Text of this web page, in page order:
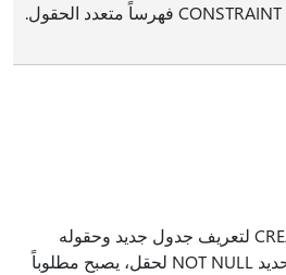
استخدم العبارة CREATE TABLE لتعريف جدول جديد وحقوله
والقيود على الحقل. إذا تم تحديد NOT NULL لحقل، يصبح مطلوباً